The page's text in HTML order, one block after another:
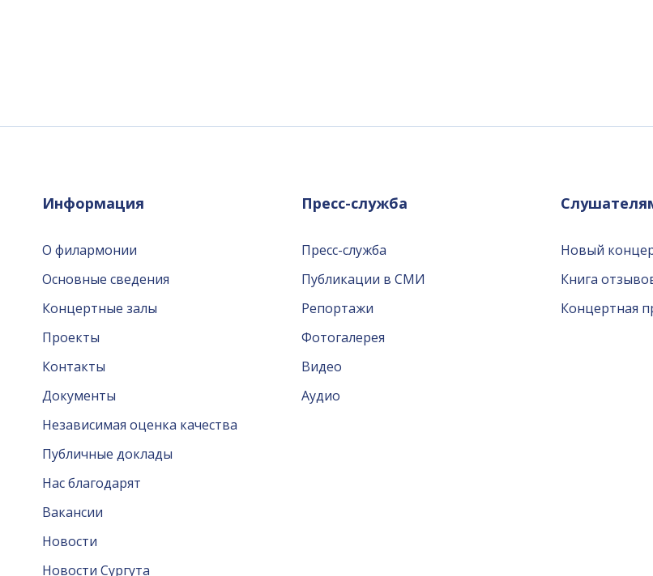
Информация
О филармонии
Основные сведения
Концертные залы
Проекты
Контакты
Документы
Независимая оценка качества
Публичные доклады
Нас благодарят
Вакансии
Новости
Новости Сургута
Пресс-служба
Пресс-служба
Публикации в СМИ
Репортажи
Фотогалерея
Видео
Аудио
Новый
Книга
Концертная